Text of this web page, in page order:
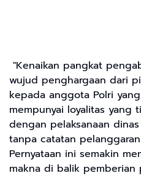
"Kenaikan pangkat
wujud penghargaan dari
kepada anggota Polri
mempunyai loyalitas
dengan pelaksanaan
tanpa catatan
Pernyataan ini semakin
makna di balik pemberian